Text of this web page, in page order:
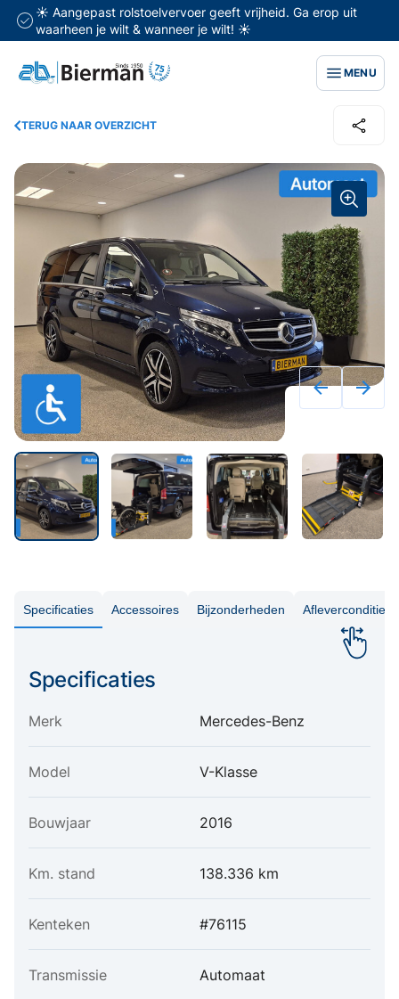
☀️ Aangepast rolstoelvervoer geeft vrijheid. Ga erop uit
waarheen je wilt & wanneer je wilt! ☀️
MENU
TERUG NAAR OVERZICHT
Specificaties Accessoires Bijzonderheden Aflevercondities
Specificaties
Merk Mercedes-Benz
Model V-Klasse
Bouwjaar 2016
Km. stand 138.336 km
Kenteken #76115
Transmissie Automaat